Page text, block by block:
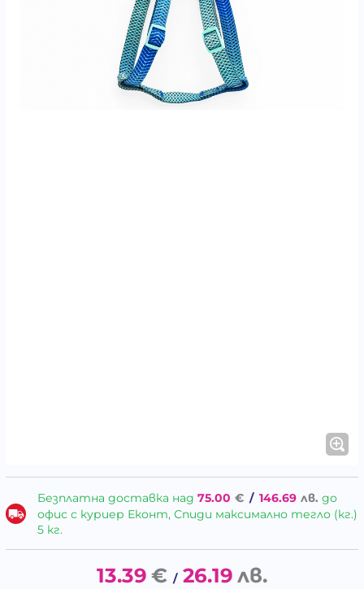
Безплатна доставка над 75.00 € / 146.69 лв. до
офис с куриер Еконт, Спиди максимално тегло (кг.)
5 кг.
13.39 € / 26.19 лв.